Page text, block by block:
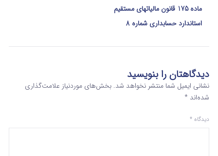
ماده 175 قانون مالیاتهای مستقیم
استاندارد حسابداری شماره 8
دیدگاهتان را بنویسید
نشانی ایمیل شما منتشر نخواهد شد. بخش‌های موردنیاز علامت‌گذاری
شده‌اند *
دیدگاه *